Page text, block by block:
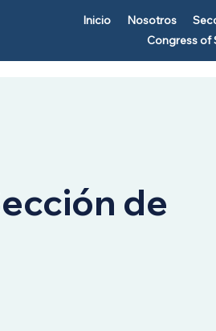
Inicio Nosotros
Congress of
de